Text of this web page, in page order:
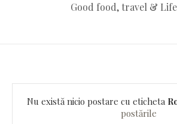
Good food, travel &
Nu există nicio postare cu eticheta
postările